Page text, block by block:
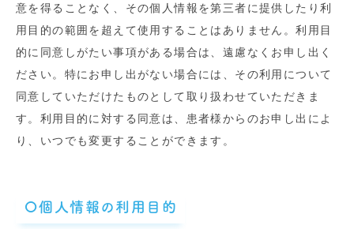
意を得ることなく、その個人情報を第三者に提供したり利
用目的の範囲を超えて使用することはありません。利用目
的に同意しがたい事項がある場合は、遠慮なくお申し出く
ださい。特にお申し出がない場合には、その利用について
同意していただけたものとして取り扱わせていただきま
す。利用目的に対する同意は、患者様からのお申し出によ
り、いつでも変更することができます。
〇個人情報の利用目的